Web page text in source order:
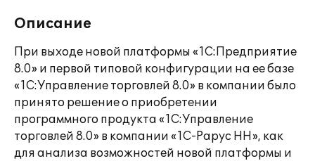
Описание
При выходе новой платформы «1С:Предприятие
8.0» и первой типовой конфигурации на ее базе
«1С:Управление торговлей 8.0» в компании было
принято решение о приобретении
программного продукта «1С:Управление
торговлей 8.0» в компании «1С-Рарус НН», как
для анализа возможностей новой платформы и